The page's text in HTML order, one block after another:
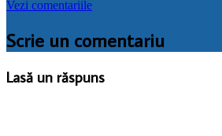
Vezi comentariile
Scrie un comentariu
Lasă un răspuns